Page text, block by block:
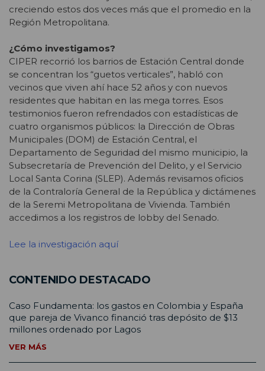
creciendo estos dos veces más que el promedio en la
Región Metropolitana.
¿Cómo investigamos?
CIPER recorrió los barrios de Estación Central donde
se concentran los “guetos verticales”, habló con
vecinos que viven ahí hace 52 años y con nuevos
residentes que habitan en las mega torres. Esos
testimonios fueron refrendados con estadísticas de
cuatro organismos públicos: la Dirección de Obras
Municipales (DOM) de Estación Central, el
Departamento de Seguridad del mismo municipio, la
Subsecretaría de Prevención del Delito, y el Servicio
Local Santa Corina (SLEP). Además revisamos oficios
de la Contraloría General de la República y dictámenes
de la Seremi Metropolitana de Vivienda. También
accedimos a los registros de lobby del Senado.
Lee la investigación aquí
CONTENIDO DESTACADO
Caso Fundamenta: los gastos en Colombia y España
que pareja de Vivanco financió tras depósito de $13
millones ordenado por Lagos
VER MÁS